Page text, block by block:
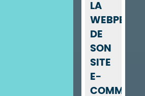
LA
WEBPERF
DE
SON
SITE
E-
COMMERCE